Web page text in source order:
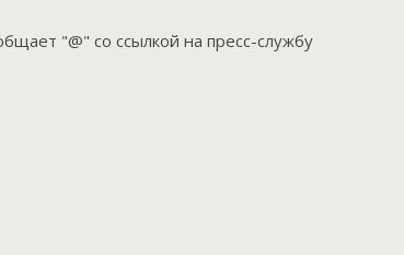
"@" со ссылкой на пресс-службу